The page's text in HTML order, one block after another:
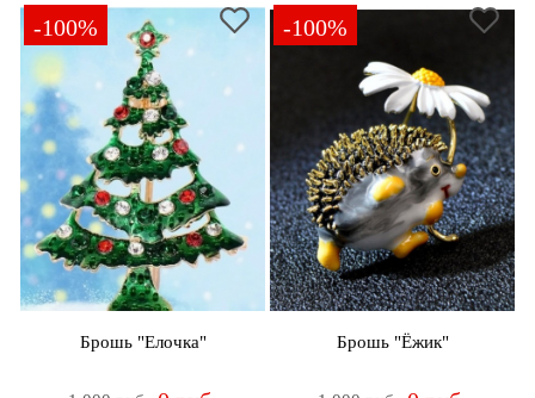
-100%
Брошь "Елочка"
-100%
Брошь "Ёжик"